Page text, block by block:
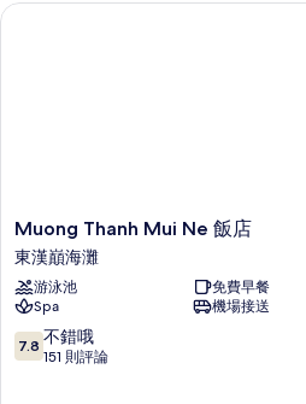
片
詳
Muong
Thanh
Mui
Ne
飯
店
東
Muong Thanh Mui Ne 飯店
東漢巔海灘
游泳池
免費早餐
Spa
機場接送
7.8
分，
7.8 不錯哦
151 則評論
Muong Thanh Mui Ne 飯店